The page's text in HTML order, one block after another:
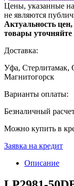
Цены, указанные
не являются
Актуальность
товары
Доставка:
Уфа, Стерлитамак,
Магнитогорск
Варианты оплаты:
Безналичный
Можно купить в
Заявка на кредит
Описание